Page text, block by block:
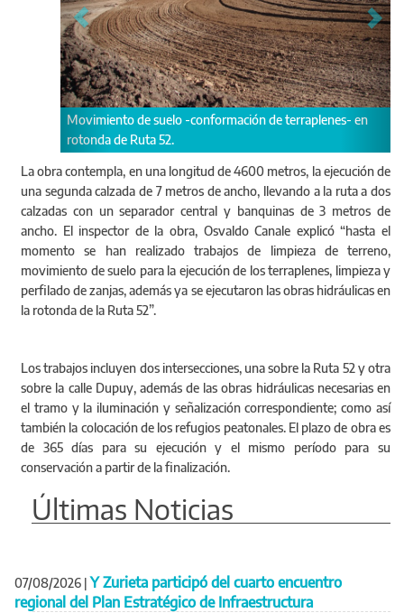
de suelo -conformación de terraplenes- en
de Ruta 52.
Colocación de
La obra contempla, en una longitud de 4600 metros, la ejecución de
una segunda calzada de 7 metros de ancho, llevando a la ruta a dos
calzadas con un separador central y banquinas de 3 metros de
ancho. El inspector de la obra, Osvaldo Canale explicó “hasta el
momento se han realizado trabajos de limpieza de terreno,
movimiento de suelo para la ejecución de los terraplenes, limpieza y
perfilado de zanjas, además ya se ejecutaron las obras hidráulicas en
la rotonda de la Ruta 52”.
‪Los trabajos incluyen dos intersecciones, una sobre la Ruta 52 y otra
sobre la calle Dupuy, además de las obras hidráulicas necesarias en
el tramo y la iluminación y señalización correspondiente; como así
también la colocación de los refugios peatonales. El plazo de obra es
de 365 días para su ejecución y el mismo período para su
conservación a partir de la finalización.
Últimas Noticias
07/08/2026 | Y Zurieta participó del cuarto encuentro
regional del Plan Estratégico de Infraestructura